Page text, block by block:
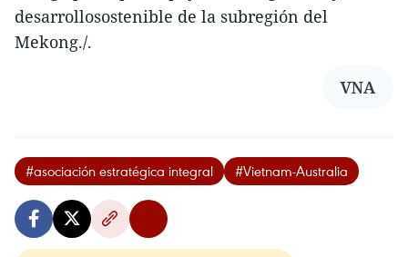
desarrollosostenible de la subregión del
Mekong./.
VNA
#asociación estratégica integral #Vietnam-Australia